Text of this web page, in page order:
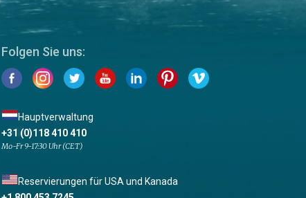
Folgen Sie uns:
Hauptverwaltung
+31 (0)118 410 410
Mo-Fr 9-17:30 Uhr (CET)
Reservierungen für USA und Kanada